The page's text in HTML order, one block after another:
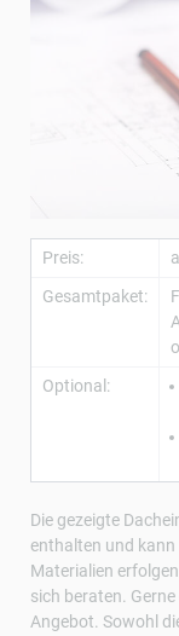
Preis:
Gesamtpaket:
Optional:
Die gezeigte
enthalten und
Materialien
sich beraten.
Angebot. Sowohl